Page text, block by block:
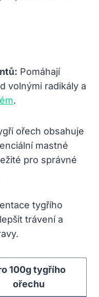
Pomáhají
volnými radikály a
.
ořech obsahuje
mastné
pro správné
tygřího
trávení a
100g tygřího
ořechu